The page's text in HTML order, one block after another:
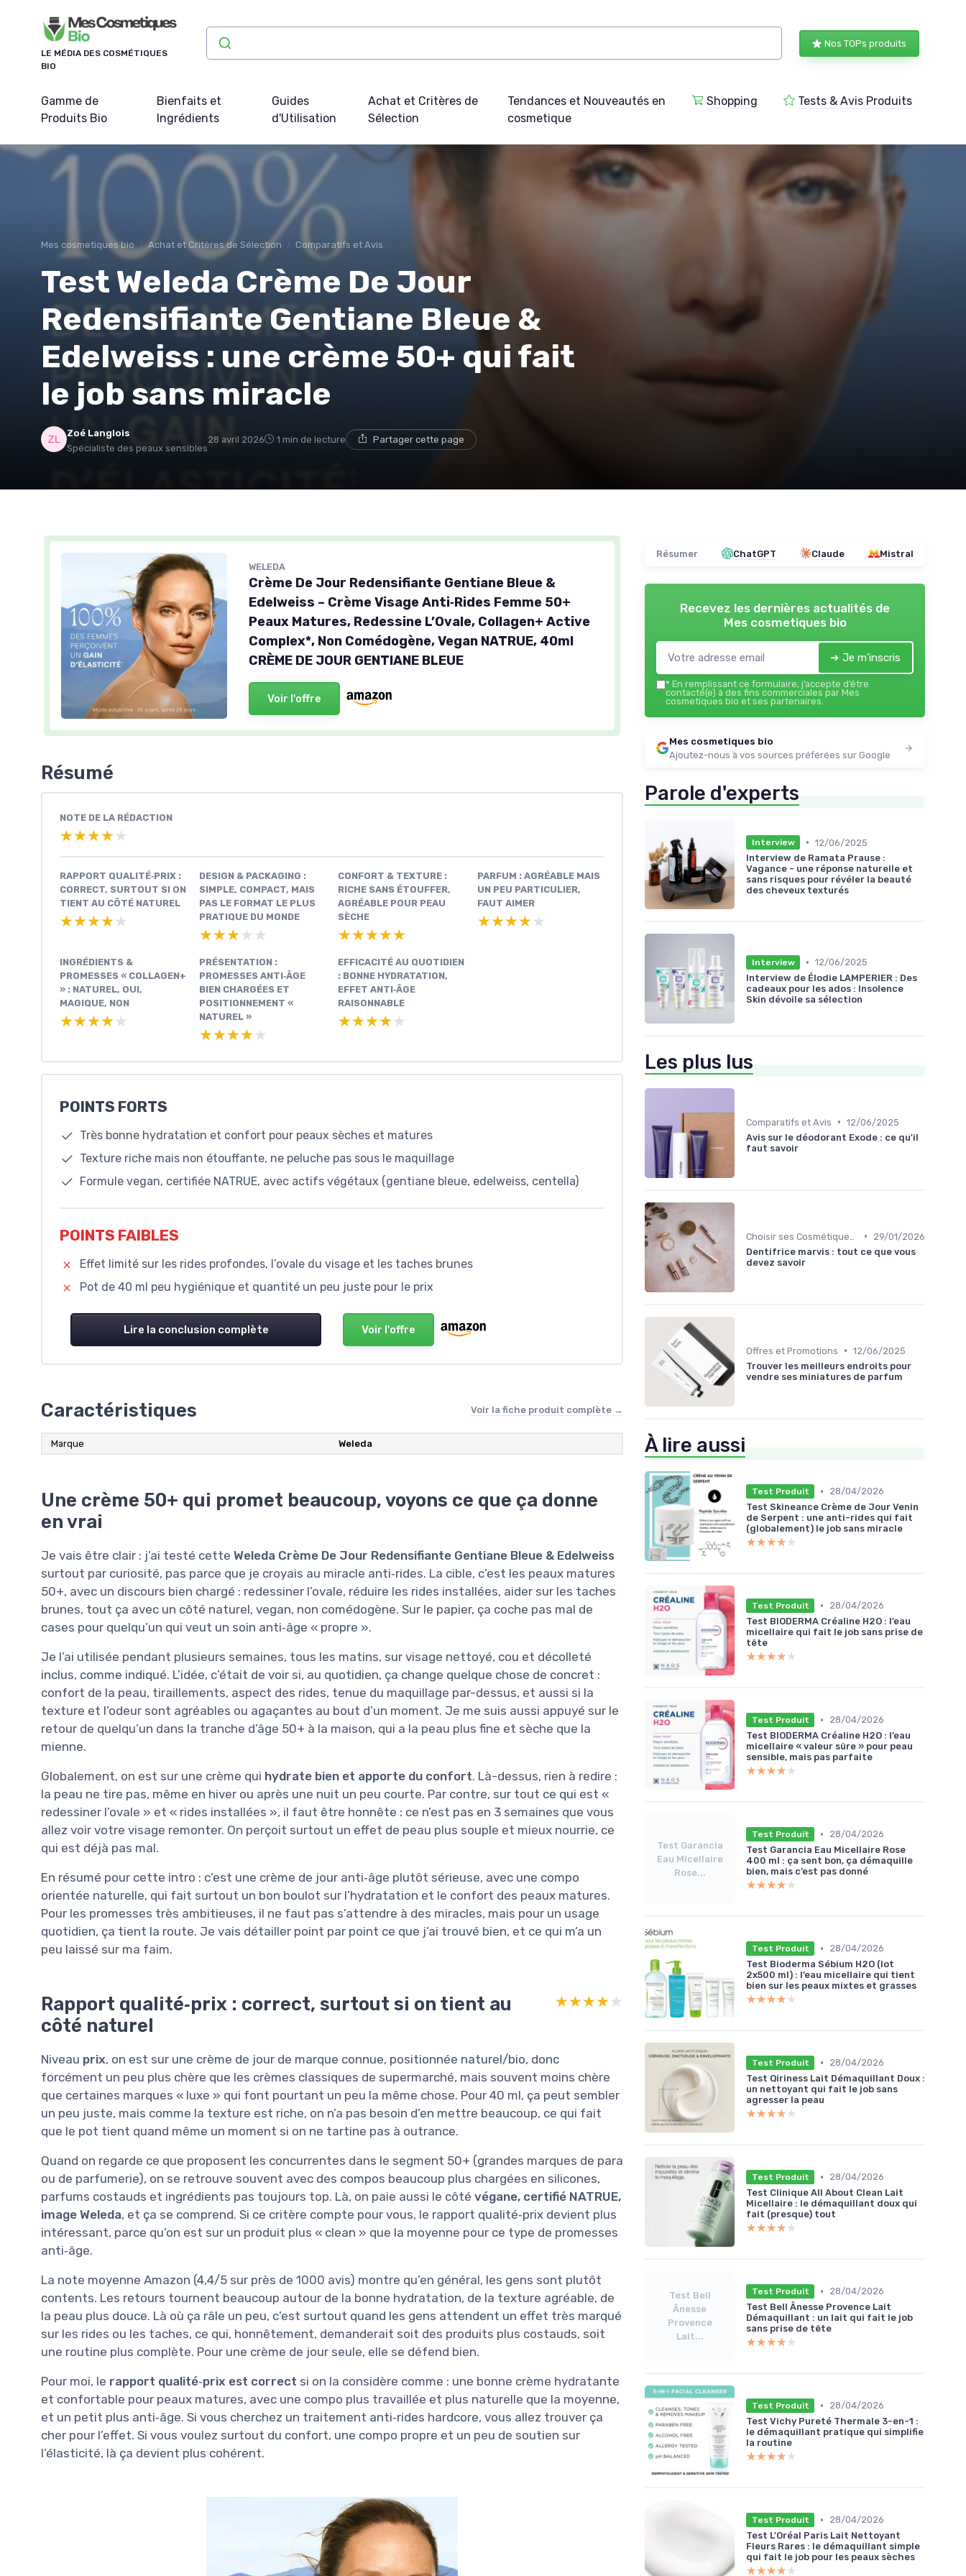
LE MÉDIA DES COSMÉTIQUES
BIO
Nos TOPs produits
Gamme de
Produits Bio
Bienfaits et
Ingrédients
Guides
d'Utilisation
Achat et Critères de
Sélection
Tendances et Nouveautés en
cosmetique
Shopping Tests & Avis Produits
Mes cosmetiques bio Achat et Critères de Sélection Comparatifs et Avis
Test Weleda Crème De Jour
Redensifiante Gentiane Bleue &
Edelweiss : une crème 50+ qui fait
le job sans miracle
Zoé Langlois
Spécialiste des peaux sensibles
28 avril 2026 1 min de lecture Partager cette page
WELEDA
Crème De Jour Redensifiante Gentiane Bleue &
Edelweiss – Crème Visage Anti‑Rides Femme 50+
Peaux Matures, Redessine L’Ovale, Collagen+ Active
Complex*, Non Comédogène, Vegan NATRUE, 40ml
CRÈME DE JOUR GENTIANE BLEUE
Voir l'offre
Résumé
NOTE DE LA RÉDACTION
★★★★★
★★★★★
RAPPORT QUALITÉ‑PRIX :
CORRECT, SURTOUT SI ON
TIENT AU CÔTÉ NATUREL
★★★★★
★★★★★
DESIGN & PACKAGING :
SIMPLE, COMPACT, MAIS
PAS LE FORMAT LE PLUS
PRATIQUE DU MONDE
★★★★★
★★★★★
CONFORT & TEXTURE :
RICHE SANS ÉTOUFFER,
AGRÉABLE POUR PEAU
SÈCHE
★★★★★
★★★★★
PARFUM : AGRÉABLE MAIS
UN PEU PARTICULIER,
FAUT AIMER
★★★★★
★★★★★
INGRÉDIENTS &
PROMESSES « COLLAGEN+
» : NATUREL, OUI,
MAGIQUE, NON
★★★★★
★★★★★
PRÉSENTATION :
PROMESSES ANTI‑ÂGE
BIEN CHARGÉES ET
POSITIONNEMENT «
NATUREL »
★★★★★
★★★★★
EFFICACITÉ AU QUOTIDIEN
: BONNE HYDRATATION,
EFFET ANTI‑ÂGE
RAISONNABLE
★★★★★
★★★★★
POINTS FORTS
Très bonne hydratation et confort pour peaux sèches et matures
Texture riche mais non étouffante, ne peluche pas sous le maquillage
Formule vegan, certifiée NATRUE, avec actifs végétaux (gentiane bleue, edelweiss, centella)
POINTS FAIBLES
Effet limité sur les rides profondes, l’ovale du visage et les taches brunes
Pot de 40 ml peu hygiénique et quantité un peu juste pour le prix
Lire la conclusion complète Voir l'offre
Caractéristiques Voir la fiche produit complète →
Marque Weleda
Une crème 50+ qui promet beaucoup, voyons ce que ça donne
en vrai
Je vais être clair : j’ai testé cette Weleda Crème De Jour Redensifiante Gentiane Bleue & Edelweiss
surtout par curiosité, pas parce que je croyais au miracle anti‑rides. La cible, c’est les peaux matures
50+, avec un discours bien chargé : redessiner l’ovale, réduire les rides installées, aider sur les taches
brunes, tout ça avec un côté naturel, vegan, non comédogène. Sur le papier, ça coche pas mal de
cases pour quelqu’un qui veut un soin anti‑âge « propre ».
Je l’ai utilisée pendant plusieurs semaines, tous les matins, sur visage nettoyé, cou et décolleté
inclus, comme indiqué. L’idée, c’était de voir si, au quotidien, ça change quelque chose de concret :
confort de la peau, tiraillements, aspect des rides, tenue du maquillage par-dessus, et aussi si la
texture et l’odeur sont agréables ou agaçantes au bout d’un moment. Je me suis aussi appuyé sur le
retour de quelqu’un dans la tranche d’âge 50+ à la maison, qui a la peau plus fine et sèche que la
mienne.
Globalement, on est sur une crème qui hydrate bien et apporte du confort. Là-dessus, rien à redire :
la peau ne tire pas, même en hiver ou après une nuit un peu courte. Par contre, sur tout ce qui est «
redessiner l’ovale » et « rides installées », il faut être honnête : ce n’est pas en 3 semaines que vous
allez voir votre visage remonter. On perçoit surtout un effet de peau plus souple et mieux nourrie, ce
qui est déjà pas mal.
En résumé pour cette intro : c’est une crème de jour anti‑âge plutôt sérieuse, avec une compo
orientée naturelle, qui fait surtout un bon boulot sur l’hydratation et le confort des peaux matures.
Pour les promesses très ambitieuses, il ne faut pas s’attendre à des miracles, mais pour un usage
quotidien, ça tient la route. Je vais détailler point par point ce que j’ai trouvé bien, et ce qui m’a un
peu laissé sur ma faim.
Rapport qualité‑prix : correct, surtout si on tient au
côté naturel
★★★★★
★★★★★
Niveau prix, on est sur une crème de jour de marque connue, positionnée naturel/bio, donc
forcément un peu plus chère que les crèmes classiques de supermarché, mais souvent moins chère
que certaines marques « luxe » qui font pourtant un peu la même chose. Pour 40 ml, ça peut sembler
un peu juste, mais comme la texture est riche, on n’a pas besoin d’en mettre beaucoup, ce qui fait
que le pot tient quand même un moment si on ne tartine pas à outrance.
Quand on regarde ce que proposent les concurrentes dans le segment 50+ (grandes marques de para
ou de parfumerie), on se retrouve souvent avec des compos beaucoup plus chargées en silicones,
parfums costauds et ingrédients pas toujours top. Là, on paie aussi le côté végane, certifié NATRUE,
image Weleda, et ça se comprend. Si ce critère compte pour vous, le rapport qualité‑prix devient plus
intéressant, parce qu’on est sur un produit plus « clean » que la moyenne pour ce type de promesses
anti‑âge.
La note moyenne Amazon (4,4/5 sur près de 1000 avis) montre qu’en général, les gens sont plutôt
contents. Les retours tournent beaucoup autour de la bonne hydratation, de la texture agréable, de
la peau plus douce. Là où ça râle un peu, c’est surtout quand les gens attendent un effet très marqué
sur les rides ou les taches, ce qui, honnêtement, demanderait soit des produits plus costauds, soit
une routine plus complète. Pour une crème de jour seule, elle se défend bien.
Pour moi, le rapport qualité‑prix est correct si on la considère comme : une bonne crème hydratante
et confortable pour peaux matures, avec une compo plus travaillée et plus naturelle que la moyenne,
et un petit plus anti‑âge. Si vous cherchez un traitement anti‑rides hardcore, vous allez trouver ça
cher pour l’effet. Si vous voulez surtout du confort, une compo propre et un peu de soutien sur
l’élasticité, là ça devient plus cohérent.
Résumer ChatGPT Claude Mistral
Recevez les dernières actualités de
Mes cosmetiques bio
➔ Je m'inscris
* En remplissant ce formulaire, j’accepte d’être
contacté(e) à des fins commerciales par Mes
cosmetiques bio et ses partenaires.
Mes cosmetiques bio
Ajoutez-nous à vos sources préférées sur Google
Parole d'experts
Interview • 12/06/2025
Interview de Ramata Prause :
Vagance - une réponse naturelle et
sans risques pour révéler la beauté
des cheveux texturés
Interview • 12/06/2025
Interview de Élodie LAMPERIER : Des
cadeaux pour les ados : Insolence
Skin dévoile sa sélection
Les plus lus
Comparatifs et Avis • 12/06/2025
Avis sur le déodorant Exode : ce qu'il
faut savoir
•
29/01/2026
Dentifrice marvis : tout ce que vous
devez savoir
Offres et Promotions • 12/06/2025
Trouver les meilleurs endroits pour
vendre ses miniatures de parfum
À lire aussi
Test Produit •
28/04/2026
Test Skineance Crème de Jour Venin
de Serpent : une anti-rides qui fait
(globalement) le job sans miracle
★★★★★
★★★★★
Test Produit •
28/04/2026
Test BIODERMA Créaline H2O : l’eau
micellaire qui fait le job sans prise de
tête
★★★★★
★★★★★
Test Produit •
28/04/2026
Test BIODERMA Créaline H2O : l’eau
micellaire « valeur sûre » pour peau
sensible, mais pas parfaite
★★★★★
★★★★★
Test Garancia
Eau Micellaire
Rose...
Test Produit •
28/04/2026
Test Garancia Eau Micellaire Rose
400 ml : ça sent bon, ça démaquille
bien, mais c’est pas donné
★★★★★
★★★★★
Test Produit •
28/04/2026
Test Bioderma Sébium H2O (lot
2x500 ml) : l’eau micellaire qui tient
bien sur les peaux mixtes et grasses
★★★★★
★★★★★
Test Produit •
28/04/2026
Test Qiriness Lait Démaquillant Doux :
un nettoyant qui fait le job sans
agresser la peau
★★★★★
★★★★★
Test Produit •
28/04/2026
Test Clinique All About Clean Lait
Micellaire : le démaquillant doux qui
fait (presque) tout
★★★★★
★★★★★
Test Bell
Ânesse
Provence
Lait...
Test Produit •
28/04/2026
Test Bell Ânesse Provence Lait
Démaquillant : un lait qui fait le job
sans prise de tête
★★★★★
★★★★★
Test Produit •
28/04/2026
Test Vichy Pureté Thermale 3-en-1 :
le démaquillant pratique qui simplifie
la routine
★★★★★
★★★★★
Test Produit •
28/04/2026
Test L'Oréal Paris Lait Nettoyant
Fleurs Rares : le démaquillant simple
qui fait le job pour les peaux sèches
★★★★★
★★★★★